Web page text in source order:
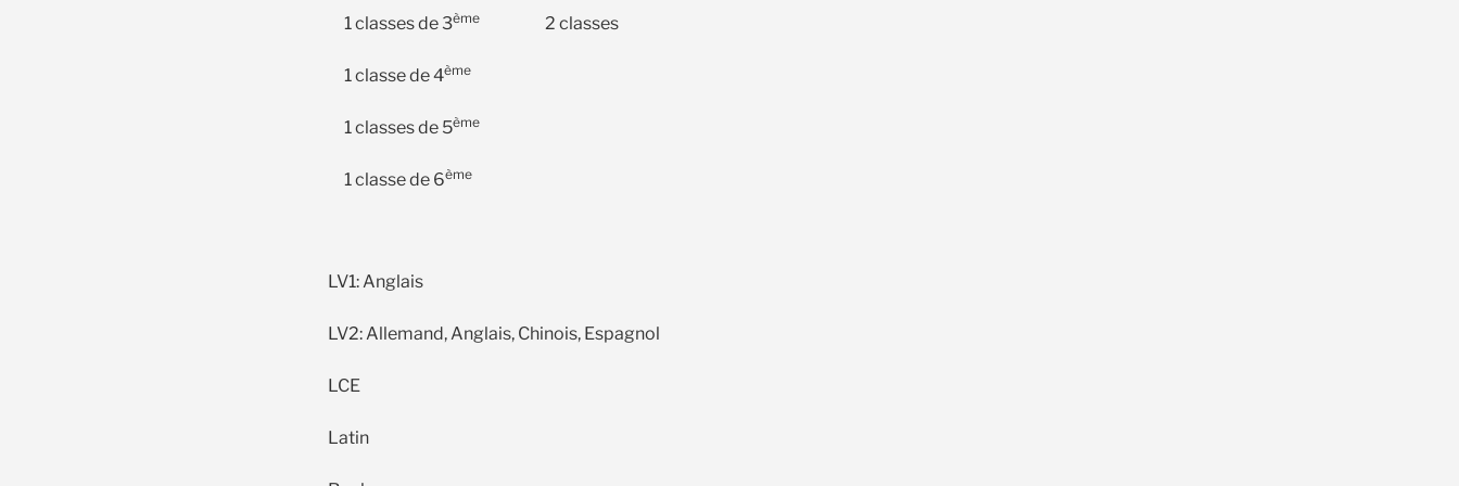
1 classes de 3ème
1 classe de 4ème
1 classes de 5ème
1 classe de 6ème
2 classes
LV1: Anglais
LV2: Allemand, Anglais, Chinois, Espagnol
LCE
Latin